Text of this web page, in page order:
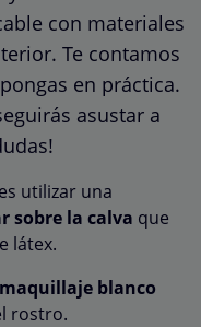
con materiales
Te contamos
en práctica.
asustar a
utilizar una
sobre la calva que
látex.
blanco
rostro.